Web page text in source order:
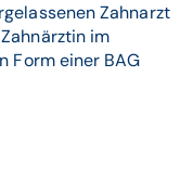
Zahnarzt
im
Form einer BAG